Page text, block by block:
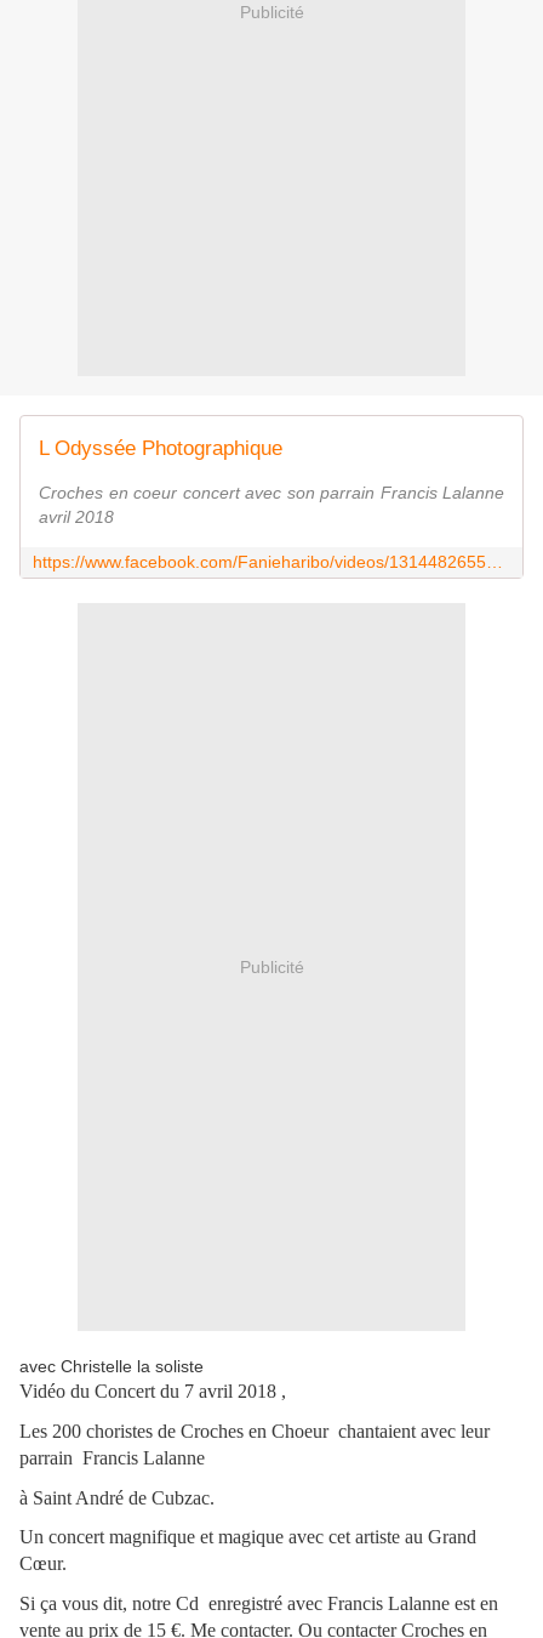
Publicité
L Odyssée Photographique
Croches en coeur concert avec son parrain Francis Lalanne
avril 2018
Publicité
avec Christelle la soliste
Vidéo du Concert du 7 avril 2018 ,
Les 200 choristes de Croches en Choeur chantaient avec leur
parrain Francis Lalanne
à Saint André de Cubzac.
Un concert magnifique et magique avec cet artiste au Grand
Cœur.
Si ça vous dit, notre Cd enregistré avec Francis Lalanne est en
vente au prix de 15 €. Me contacter. Ou contacter Croches en